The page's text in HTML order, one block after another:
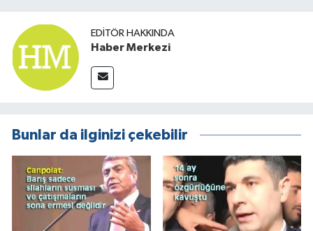
EDITÖR HAKKINDA
Haber Merkezi
Bunlar da ilginizi çekebilir